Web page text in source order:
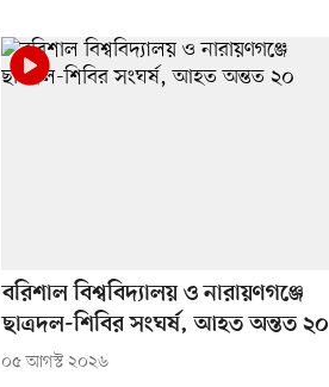
বরিশাল বিশ্ববিদ্যালয় ও নারায়ণগঞ্জে
ছাত্রদল-শিবির সংঘর্ষ, আহত অন্তত ২০
০৫ আগস্ট ২০২৬